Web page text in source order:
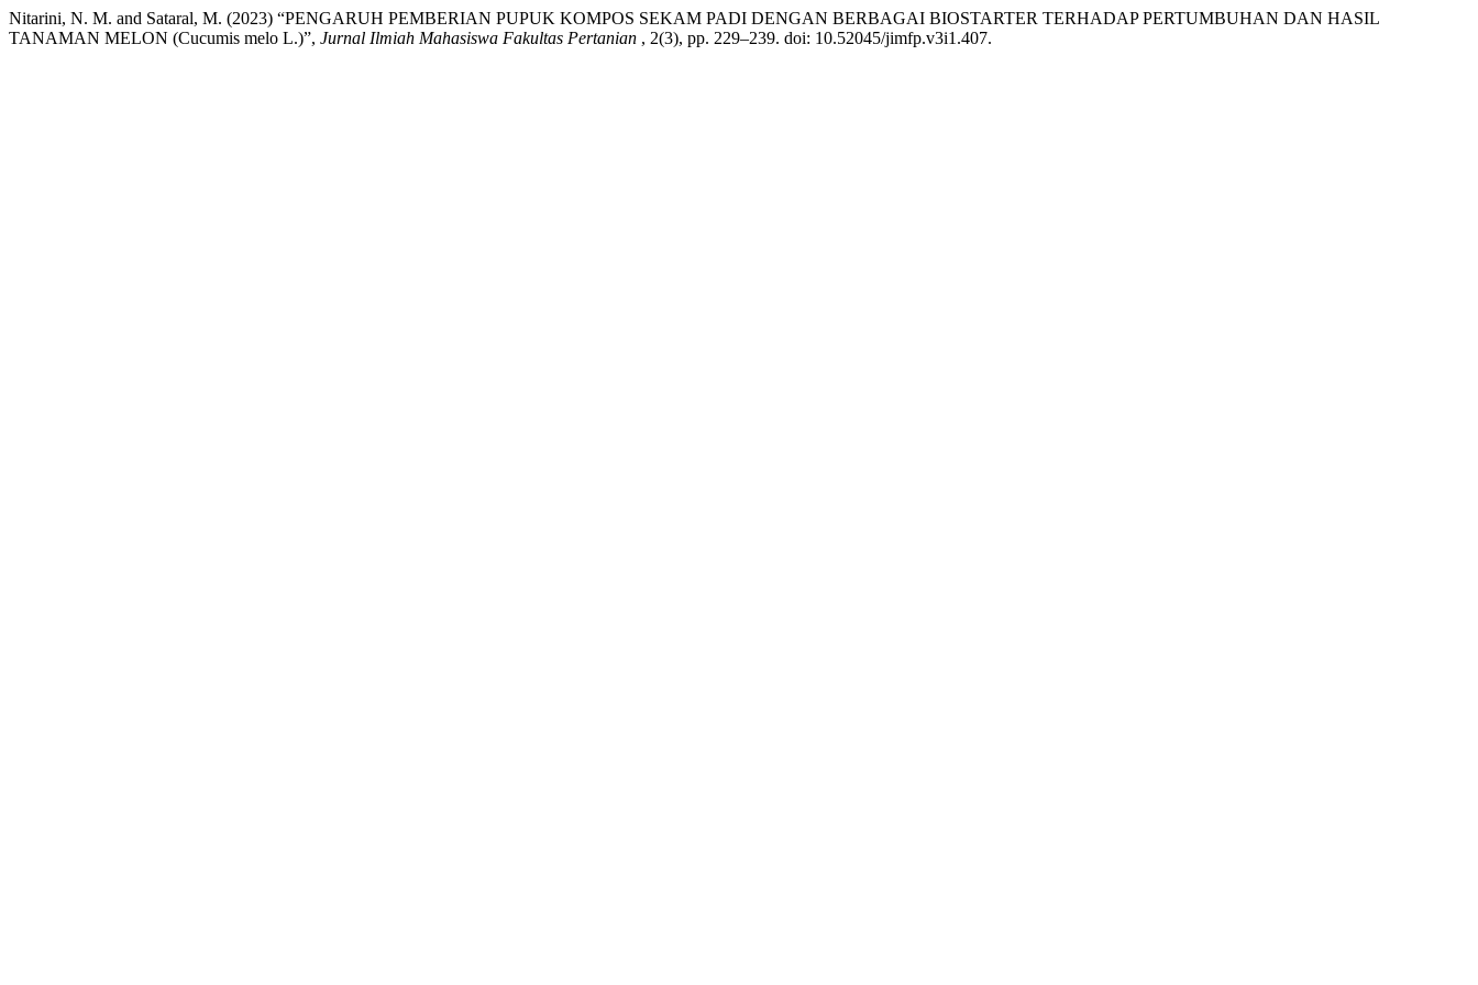
Nitarini, N. M. and Sataral, M. (2023) “PENGARUH PEMBERIAN PUPUK KOMPOS SEKAM PADI DENGAN BERBAGAI BIOSTARTER TERHADAP PERTUMBUHAN DAN HASIL
TANAMAN MELON (Cucumis melo L.)”, Jurnal Ilmiah Mahasiswa Fakultas Pertanian , 2(3), pp. 229–239. doi: 10.52045/jimfp.v3i1.407.